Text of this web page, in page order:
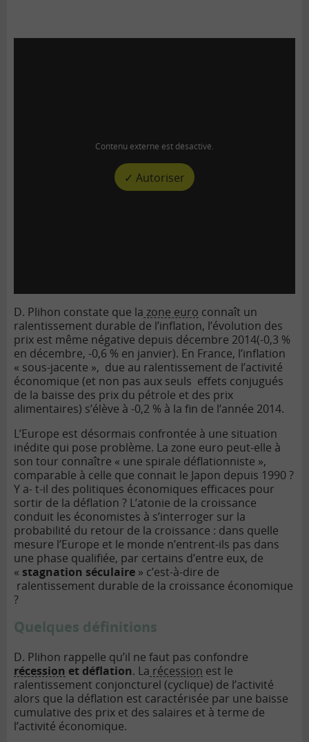
Contenu externe est désactivé.
✓ Autoriser
D. Plihon constate que la zone euro connaît un
ralentissement durable de l’inflation, l’évolution des
prix est même négative depuis décembre 2014(-0,3 %
en décembre, -0,6 % en janvier). En France, l’inflation
« sous-jacente », due au ralentissement de l’activité
économique (et non pas aux seuls effets conjugués
de la baisse des prix du pétrole et des prix
alimentaires) s’élève à -0,2 % à la fin de l’année 2014.
L’Europe est désormais confrontée à une situation
inédite qui pose problème. La zone euro peut-elle à
son tour connaître « une spirale déflationniste »,
comparable à celle que connait le Japon depuis 1990 ?
Y a- t-il des politiques économiques efficaces pour
sortir de la déflation ? L’atonie de la croissance
conduit les économistes à s’interroger sur la
probabilité du retour de la croissance : dans quelle
mesure l’Europe et le monde n’entrent-ils pas dans
une phase qualifiée, par certains d’entre eux, de
« stagnation séculaire » c’est-à-dire de
ralentissement durable de la croissance économique
?
Quelques définitions
D. Plihon rappelle qu’il ne faut pas confondre
récession et déflation. La récession est le
ralentissement conjoncturel (cyclique) de l’activité
alors que la déflation est caractérisée par une baisse
cumulative des prix et des salaires et à terme de
l’activité économique.